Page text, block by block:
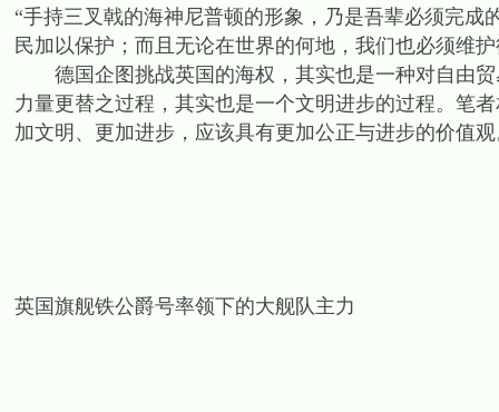
“手持三叉戟的海神尼普顿的形象，乃是吾辈必须完
民加以保护；而且无论在世界的何地，我们也必须维
德国企图挑战英国的海权，其实也是一种对自由贸
力量更替之过程，其实也是一个文明进步的过程。笔
加文明、更加进步，应该具有更加公正与进步的价值
英国旗舰铁公爵号率领下的大舰队主力